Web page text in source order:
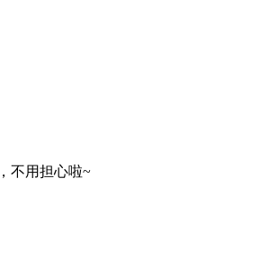
不用担心啦~